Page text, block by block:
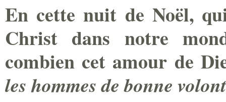
En cette nuit de Noël,
Christ dans notre
combien cet amour de
les hommes de bonne